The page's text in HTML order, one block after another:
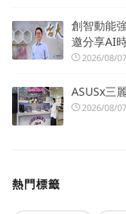
創智動能
邀分享AI
2026/08/07
ASUSx三
2026/08/07
熱門標籤